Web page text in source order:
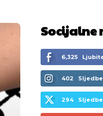
Socijalne
6,325
402
294